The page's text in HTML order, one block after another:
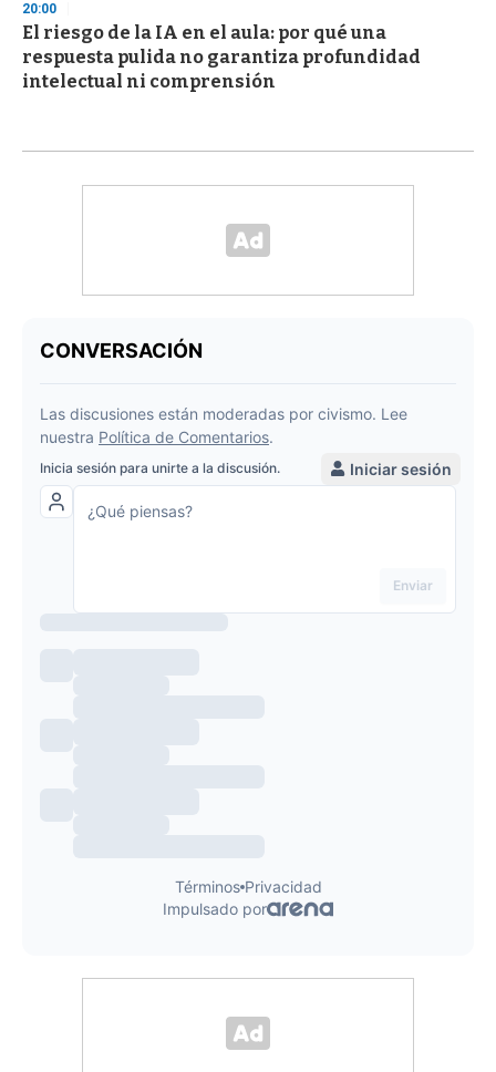
20:00
El riesgo de la IA en el aula: por qué una
respuesta pulida no garantiza profundidad
intelectual ni comprensión